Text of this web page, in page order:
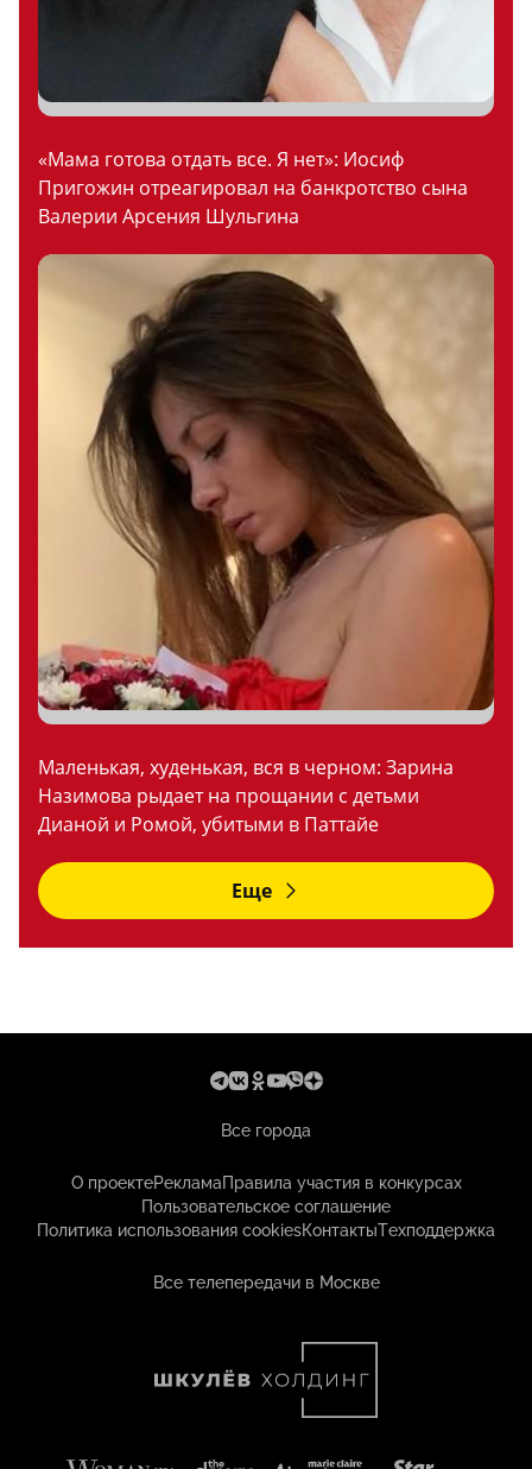
«Мама готова отдать все. Я нет»: Иосиф
Пригожин отреагировал на банкротство сына
Валерии Арсения Шульгина
Маленькая, худенькая, вся в черном: Зарина
Назимова рыдает на прощании с детьми
Дианой и Ромой, убитыми в Паттайе
Еще
Все города
О проектеРекламаПравила участия в конкурсах
Пользовательское соглашение
Политика использования cookiesКонтактыТехподдержка
Все телепередачи в Москве